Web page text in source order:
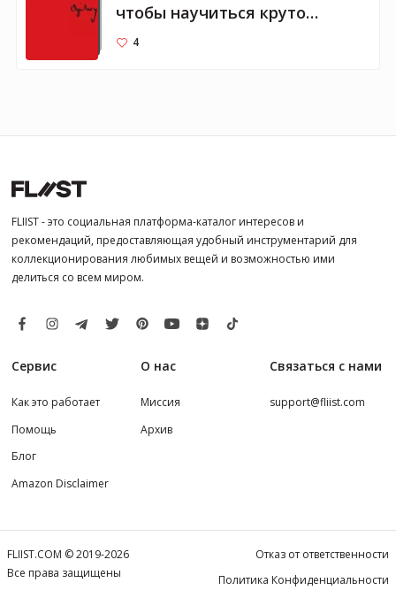
чтобы научиться круто
писать
4
FLIIST - это социальная платформа-каталог интересов и
рекомендаций, предоставляющая удобный инструментарий для
коллекционирования любимых вещей и возможностью ими
делиться со всем миром.
Сервис
Как это работает
Помощь
Блог
Amazon Disclaimer
О нас
Миссия
Архив
Связаться с нами
support@fliist.com
FLIIST.COM © 2019-2026
Все права защищены
Отказ от ответственности
Политика Конфиденциальности